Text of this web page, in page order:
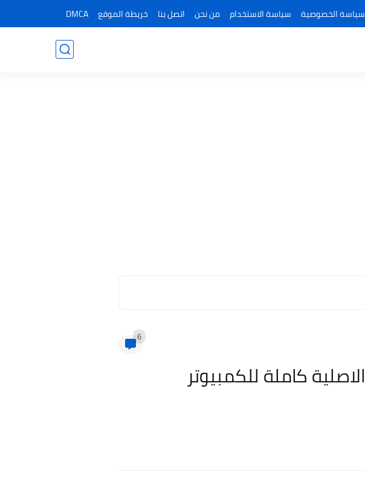
سياسة الخصوصية سياسة الاستخدام من نحن اتصل بنا خريطة الموقع DMCA
6
تحميل لعبة جاتا Grand Theft Auto لعبة GTA الاصلية كاملة للكمبيوتر